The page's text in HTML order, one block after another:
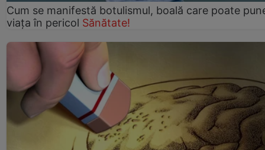
Cum se manifestă botulismul, boală care poate
viaţa în pericol Sănătate!